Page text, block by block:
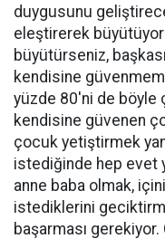
duygusunu
eleştirerek
büyütürseniz,
kendisine
yüzde 80'ni de böyle
kendisine güvenen
çocuk yetiştirmek
istediğinde hep evet
anne baba olmak,
istediklerini
başarması gerekiyor.